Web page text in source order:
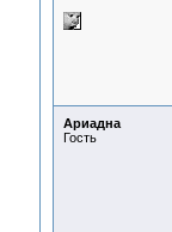
Ариадна
Гость